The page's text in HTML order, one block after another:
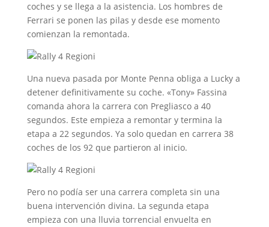
coches y se llega a la asistencia. Los hombres de
Ferrari se ponen las pilas y desde ese momento
comienzan la remontada.
Una nueva pasada por Monte Penna obliga a Lucky a
detener definitivamente su coche. «Tony» Fassina
comanda ahora la carrera con Pregliasco a 40
segundos. Este empieza a remontar y termina la
etapa a 22 segundos. Ya solo quedan en carrera 38
coches de los 92 que partieron al inicio.
Pero no podía ser una carrera completa sin una
buena intervención divina. La segunda etapa
empieza con una lluvia torrencial envuelta en